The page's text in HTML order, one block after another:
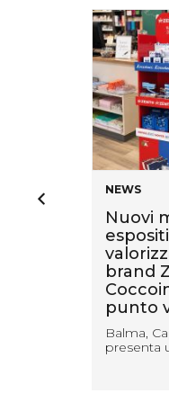
NEWS
Nuovi
brand
punto
Balma,
presenta